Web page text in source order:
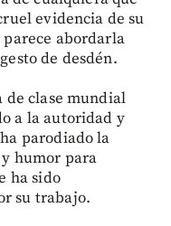
evidencia de su
abordarla
de desdén.
de clase mundial
a la autoridad y
parodiado la
humor para
ha sido
su trabajo.